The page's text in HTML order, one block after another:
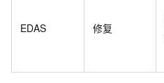
EDAS 修复